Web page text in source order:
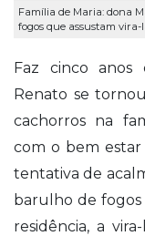
Família de Maria: dona
fogos que assustam
Faz cinco
Renato se
cachorros na
com o bem estar
tentativa de
barulho de fogos
residência, a